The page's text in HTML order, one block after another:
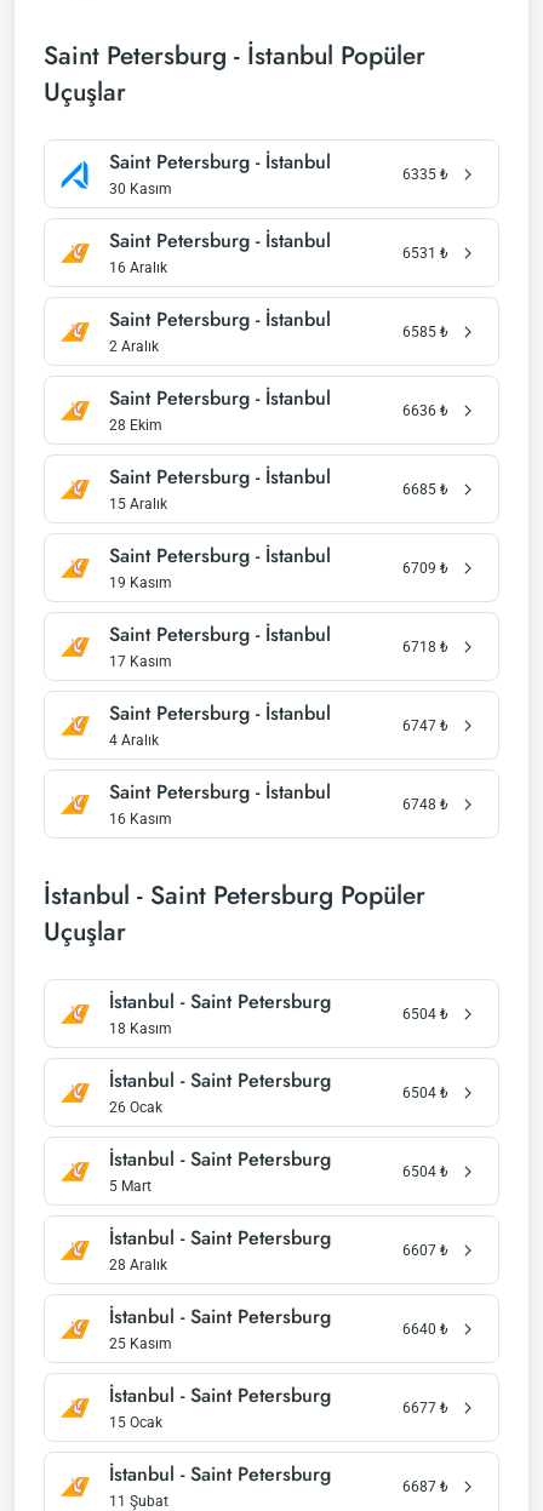
Saint Petersburg - İstanbul Popüler
Uçuşlar
Saint Petersburg - İstanbul
30 Kasım
6335 ₺
Saint Petersburg - İstanbul
16 Aralık
6531 ₺
Saint Petersburg - İstanbul
2 Aralık
6585 ₺
Saint Petersburg - İstanbul
28 Ekim
6636 ₺
Saint Petersburg - İstanbul
15 Aralık
6685 ₺
Saint Petersburg - İstanbul
19 Kasım
6709 ₺
Saint Petersburg - İstanbul
17 Kasım
6718 ₺
Saint Petersburg - İstanbul
4 Aralık
6747 ₺
Saint Petersburg - İstanbul
16 Kasım
6748 ₺
İstanbul - Saint Petersburg Popüler
Uçuşlar
İstanbul - Saint Petersburg
18 Kasım
6504 ₺
İstanbul - Saint Petersburg
26 Ocak
6504 ₺
İstanbul - Saint Petersburg
5 Mart
6504 ₺
İstanbul - Saint Petersburg
28 Aralık
6607 ₺
İstanbul - Saint Petersburg
25 Kasım
6640 ₺
İstanbul - Saint Petersburg
15 Ocak
6677 ₺
İstanbul - Saint Petersburg
11 Şubat
6687 ₺